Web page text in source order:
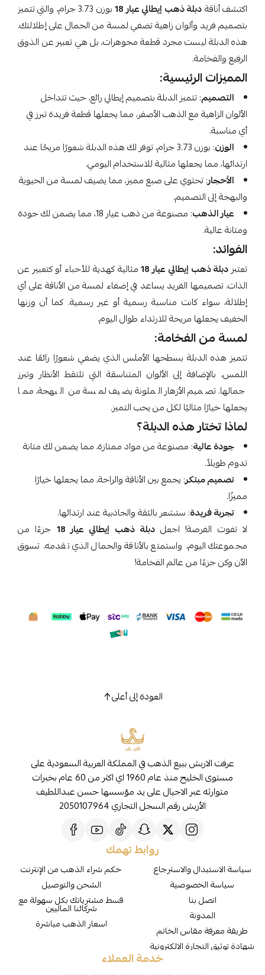
اكتشف أناقةدبلة ذهب إيطالي عيار 18
بوزن 3.73 جرام، والتي تتميز
بتصميم فريد وألوان زاهية تضفي لمسة من الجمال على إطلالتك.
هذه الدبلة ليست مجرد قطعة مجوهرات، بل هي تعبير عن الذوق
الرفيع والفخامة.
المميزات الرئيسية:
التصميم: تتميز الدبلة بتصميم إيطالي رائع، حيث تتداخل
الألوان الزاهية مع الذهب الأصفر، مما يجعلها قطعة فريدة تبرز في
أي مناسبة.
الوزن
: بوزن 3.73 جرام، توفر لك هذه الدبلة شعورًا مريحًا عند
ارتدائها، مما يجعلها مثالية للاستخدام اليومي.
الأحجار: تحتوي على صبغ مميز، مما يضيف لمسة من الحيوية
والبهجة إلى التصميم.
عيار الذهب
: مصنوعة من ذهب عيار 18، مما يضمن لك جودة
ومتانة عالية.
الفوائد:
تعتبردبلة ذهب إيطالي عيار 18
مثالية كهدية للأحباء أو كتعبير عن
الذات. تصميمها الفريد يساعد في إضفاء لمسة من الأناقة على أي
إطلالة، سواء كانت مناسبة رسمية أو غير رسمية. كما أن وزنها
الخفيف يجعلها مريحة للارتداء طوال اليوم.
لمسة من الفخامة:
تتميز هذه الدبلة بسطحها الأملس الذي يضفي شعورًا رائعًا عند
اللمس، بالإضافة إلى الألوان المتناسقة التي تلتقط الأنظار وتبرز
جمالها. تصميم الأزهار الملونة يضيف لمسة من البهجة، مما
يجعلها خيارًا مثاليًا لكل من يحب التميز.
لماذا تختار هذه الدبلة؟
جودة عالية: مصنوعة من مواد ممتازة، مما يضمن لك متانة
تدوم طويلاً.
تصميم مبتكر: يجمع بين الأناقة والراحة، مما يجعلها خيارًا
مميزًا.
تجربة فريدة: ستشعر بالثقة والجاذبية عند ارتدائها.
لا تفوت الفرصة! اجعلدبلة ذهب إيطالي عيار 18
جزءًا من
مجموعتك اليوم، واستمتع بالأناقة والجمال الذي تقدمه. تسوق
الآن وكن جزءًا من عالم الفخامة!
العودة إلى أعلى
عرفت الاربش ببيع الذهب في المملكة العربية السعودية على
مستوى الخليج منذ عام 1960 اي اكثر من 60 عام بخبرات
متوارثه عبر الاجيال على يد مؤسسها حسن عبداللطيف
الأربش رقم السجل التجاري 2050107964
روابط تهمك
سياسة الاستبدال والاسترجاع
سياسة الخصوصية
اتصل بنا
المدونة
طريقة معرفة مقاس الخاتم
شهادة توثيق التجارة الالكترونية
حكم شراء الذهب من الإنترنت
الشحن والتوصيل
قسط مشترياتك بكل سهولة مع
شركائنا الماليين
اسعار الذهب مباشرة
خدمة العملاء